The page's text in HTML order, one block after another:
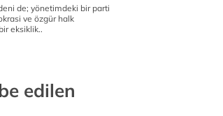
de; yönetimdeki bir parti
ve özgür halk
eksiklik..
edilen